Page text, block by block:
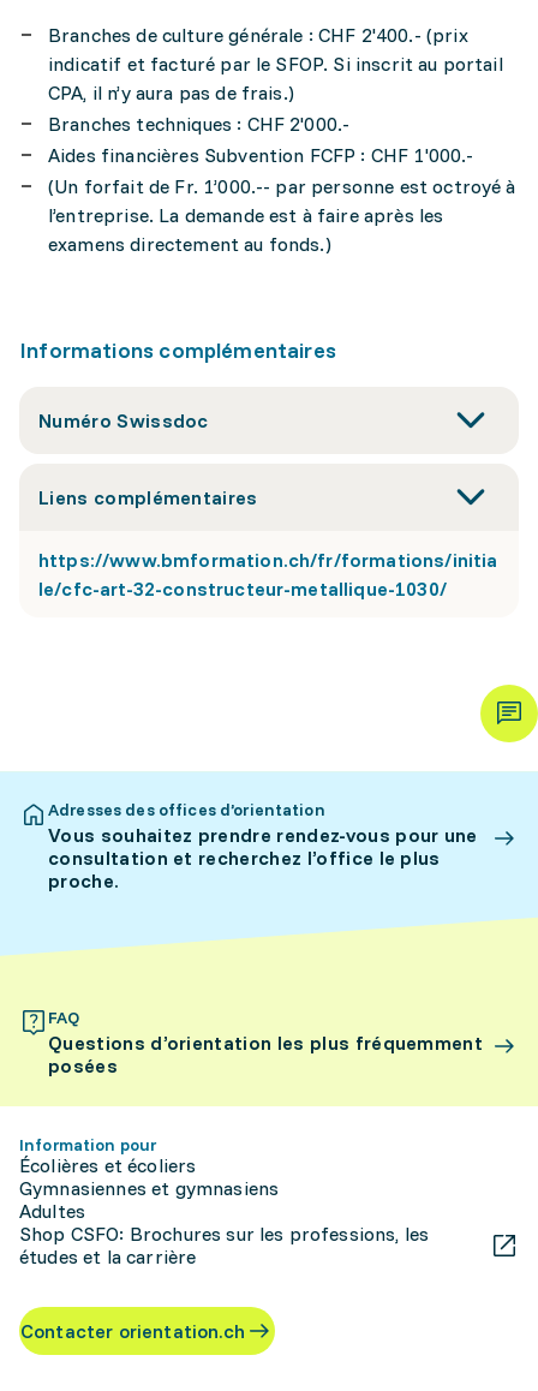
Branches de culture générale : CHF 2'400.- (prix
indicatif et facturé par le SFOP. Si inscrit au portail
CPA, il n’y aura pas de frais.)
Branches techniques : CHF 2'000.-
Aides financières Subvention FCFP : CHF 1'000.-
(Un forfait de Fr. 1’000.-- par personne est octroyé à
l’entreprise. La demande est à faire après les
examens directement au fonds.)
Informations complémentaires
Numéro Swissdoc
Liens complémentaires
https://www.bmformation.ch/fr/formations/initia
le/cfc-art-32-constructeur-metallique-1030/
Adresses des offices d’orientation
Vous souhaitez prendre rendez-vous pour une
consultation et recherchez l’office le plus
proche.
FAQ
Questions d’orientation les plus fréquemment
posées
Information pour
Écolières et écoliers
Gymnasiennes et gymnasiens
Adultes
Shop CSFO: Brochures sur les professions, les
études et la carrière
Contacter orientation.ch